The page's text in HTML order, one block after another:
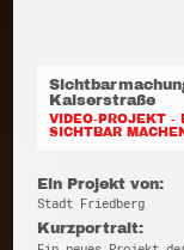
Kaiserstraße
VIDEO-PROJEKT -
SICHTBAR MACHEN
Ein Projekt von:
Stadt Friedberg
Kurzportrait: